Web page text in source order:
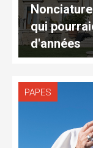
qui
d'années
PAPES